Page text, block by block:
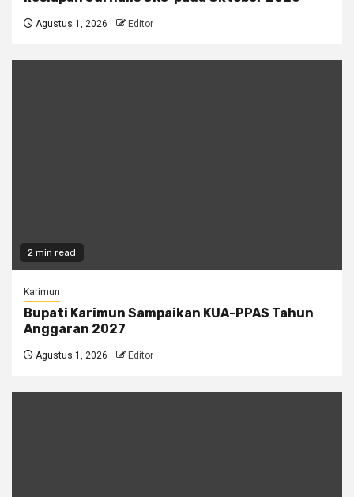
Agustus 1, 2026 Editor
2 min read
Karimun
Bupati Karimun Sampaikan KUA-PPAS Tahun
Anggaran 2027
Agustus 1, 2026 Editor